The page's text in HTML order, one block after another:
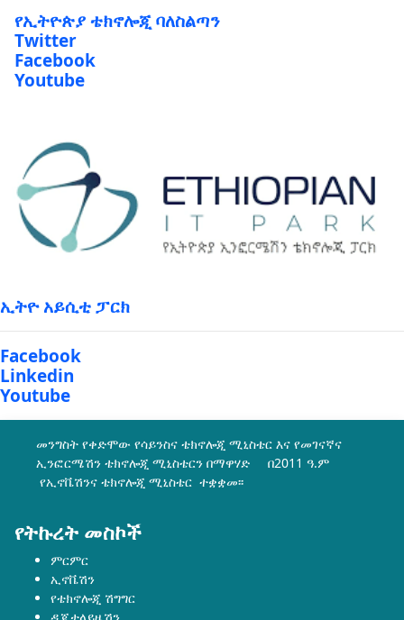
የኢትዮጵያ ቴክኖሎጂ ባለስልጣን
Twitter
Facebook
Youtube
ኢትዮ አይሲቲ ፓርክ
Facebook
Linkedin
Youtube
መንግስት የቀድሞው የሳይንስና ቴክኖሎጂ ሚኒስቴር እና የመገናኛና
ኢንፎርሜሽን ቴክኖሎጂ ሚኒስቴርን በማዋሃድ በ2011 ዓ.ም
የኢኖቬሽንና ቴክኖሎጂ ሚኒስቴር ተቋቋመ፡፡
የትኩረት መስኮች
ምርምር
ኢኖቬሽን
የቴክኖሎጂ ሽግግር